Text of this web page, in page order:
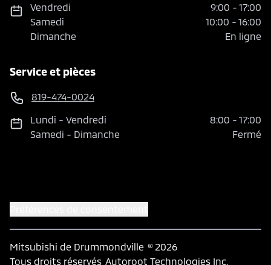
Vendredi
9:00 - 17:00
Samedi
10:00 - 16:00
Dimanche
En ligne
Service et pièces
819-474-0024
Lundi -Vendredi 8:00 - 17:00
Samedi - Dimanche Fermé
Mitsubishi de Drummondville © 2026
Tous droits réservés Autoroot Technologies Inc.